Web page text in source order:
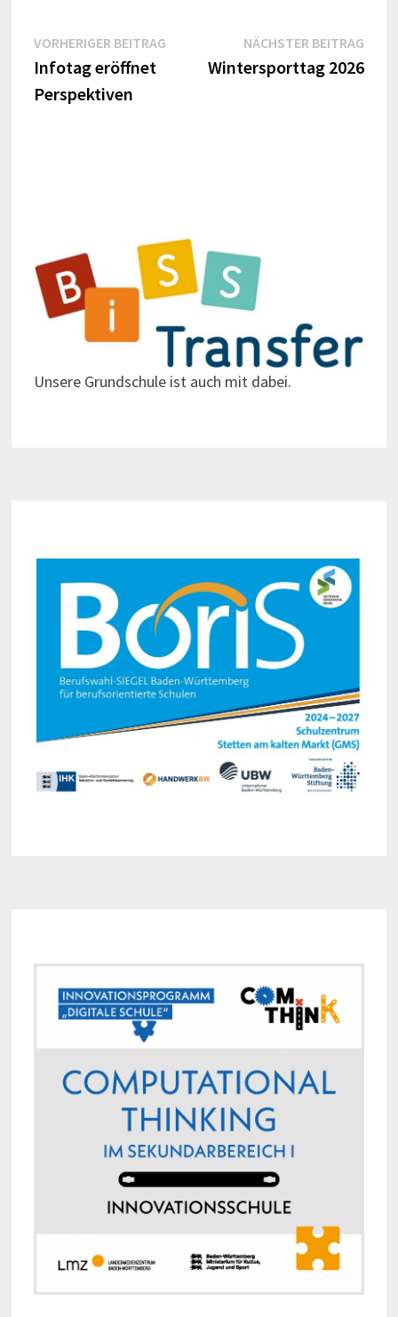
Beitrags-
Navigation
VORHERIGER BEITRAGVorheriger
Beitrag:
Infotag eröffnet
Perspektiven
NÄCHSTER BEITRAG
Wintersporttag 2026
Unsere Grundschule ist auch mit dabei.